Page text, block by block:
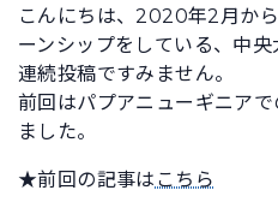
こんにちは、2020年2月か
ーンシップをしている、中央
連続投稿ですみません。
前回はパプアニューギニア
ました。
★前回の記事は こちら